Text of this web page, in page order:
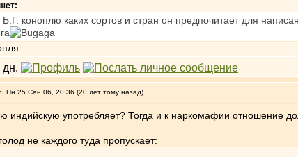
коноплю каких сортов и стран он предпочитает для
Пн 25 Сен 06, 20:36 (20 лет тому назад)
индийскую употребляет? Тогда и к наркомафии отношение
не каждого туда пропускает: